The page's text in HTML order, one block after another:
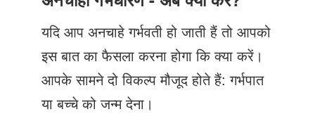
Just Poocho
संपर्क करें
यदि आप अनचाहे गर्भवती हो जाती हैं तो आपको
इस बात का फैसला करना होगा कि क्या करें।
आपके सामने दो विकल्प मौजूद होते हैं: गर्भपात
या बच्चे को जन्म देना।